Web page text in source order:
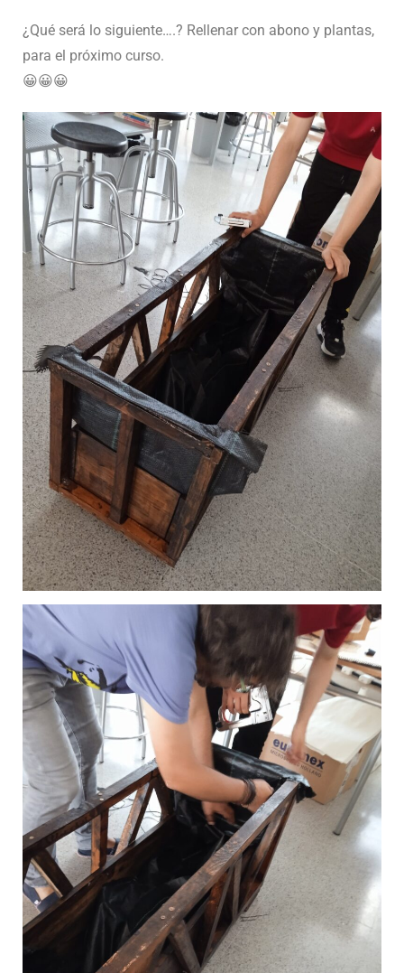
¿Qué será lo siguiente….? Rellenar con abono y plantas,
para el próximo curso.
😀😀😀